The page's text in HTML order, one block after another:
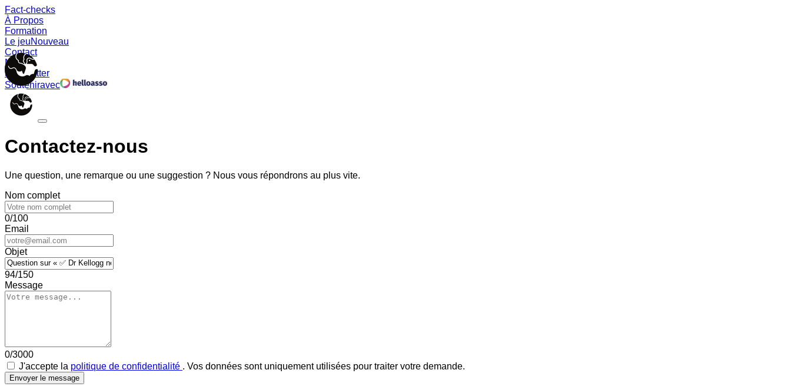
Fact-checks
À Propos
Formation
Le jeuNouveau
Contact
Memes
Newsletter
Souteniravec
Contactez-nous
Une question, une remarque ou une suggestion ? Nous vous répondrons au plus vite.
Nom complet
0/100
Email
Objet
94/150
Message
0/3000
J'accepte la politique de confidentialité . Vos données sont uniquement utilisées pour traiter votre demande.
Envoyer le message